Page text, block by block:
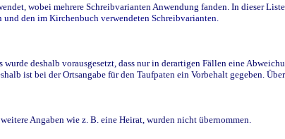
wobei mehrere Schreibvarianten Anwendung fanden. In dieser
den im Kirchenbuch verwendeten Schreibvarianten.
deshalb vorausgesetzt, dass nur in derartigen Fällen eine
ist bei der Ortsangabe für den Taufpaten ein Vorbehalt gegeben.
Angaben wie z. B. eine Heirat, wurden nicht übernommen.